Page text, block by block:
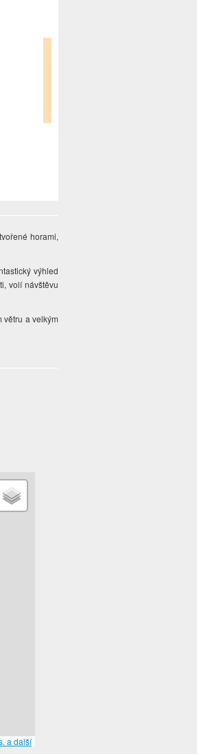
horami,
výhled
volí návštěvu
větru a velkým
a další